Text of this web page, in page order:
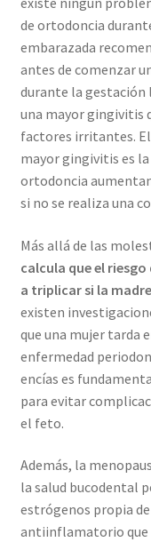
de ortodoncia
embarazada
antes de comenzar
durante la gestación
una mayor gingivitis
factores irritantes.
mayor gingivitis es
ortodoncia
si no se realiza una
Más allá de las
calcula que el
a triplicar si la
existen
que una mujer tarda
enfermedad
encías es
para evitar
el feto.
Además, la
la salud bucodental
estrógenos propia
antiinflamatorio que